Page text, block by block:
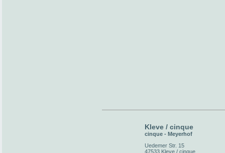
Kleve / cinque
cinque - Meyerhof
Uedemer Str. 15
47533 Kleve / cinque